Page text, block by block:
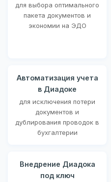
для выбора оптимального
пакета документов и
экономии на ЭДО
Автоматизация учета
в Диадоке
для исключения потери
документов и
дублирования проводок в
бухгалтерии
Внедрение Диадока
под ключ